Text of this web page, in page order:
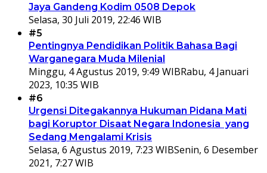
Jaya Gandeng Kodim 0508 Depok
Selasa, 30 Juli 2019, 22:46 WIB
#5
Pentingnya Pendidikan Politik Bahasa Bagi
Warganegara Muda Milenial
Minggu, 4 Agustus 2019, 9:49 WIBRabu, 4 Januari
2023, 10:35 WIB
#6
Urgensi Ditegakannya Hukuman Pidana Mati
bagi Koruptor Disaat Negara Indonesia yang
Sedang Mengalami Krisis
Selasa, 6 Agustus 2019, 7:23 WIBSenin, 6 Desember
2021, 7:27 WIB